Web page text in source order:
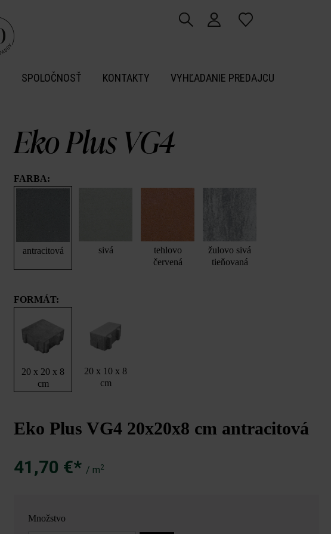
SPOLOČNOSŤ KONTAKTY VYHĽADANIE PREDAJCU
Eko Plus VG4
FARBA:
antracitová sivá
tehlovo
červená
žulovo sivá
tieňovaná
FORMÁT:
20 x 20 x 8
cm
20 x 10 x 8
cm
Eko Plus VG4 20x20x8 cm antracitová
41,70 €* / m2
Množstvo